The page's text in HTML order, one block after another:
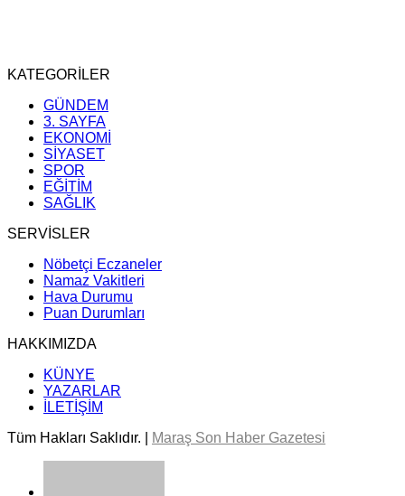
KATEGORİLER
GÜNDEM
3. SAYFA
EKONOMİ
SİYASET
SPOR
EĞİTİM
SAĞLIK
SERVİSLER
Nöbetçi Eczaneler
Namaz Vakitleri
Hava Durumu
Puan Durumları
HAKKIMIZDA
KÜNYE
YAZARLAR
İLETİŞİM
Tüm Hakları Saklıdır. |
Maraş Son Haber Gazetesi